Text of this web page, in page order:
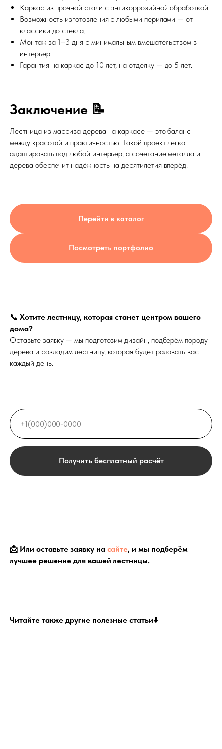
Каркас из прочной стали с антикоррозийной обработкой.
Возможность изготовления с любыми перилами — от
классики до стекла.
Монтаж за 1–3 дня с минимальным вмешательством в
интерьер.
Гарантия на каркас до 10 лет, на отделку — до 5 лет.
Заключение 📝
Лестница из массива дерева на каркасе — это баланс
между красотой и практичностью. Такой проект легко
адаптировать под любой интерьер, а сочетание металла и
дерева обеспечит надёжность на десятилетия вперёд.
Перейти в каталог
Посмотреть портфолио
📞 Хотите лестницу, которая станет центром вашего
дома?
Оставьте заявку — мы подготовим дизайн, подберём породу
дерева и создадим лестницу, которая будет радовать вас
каждый день.
Получить бесплатный расчёт
📩 Или оставьте заявку на сайте, и мы подберём
лучшее решение для вашей лестницы.
Читайте также другие полезные статьи⬇️